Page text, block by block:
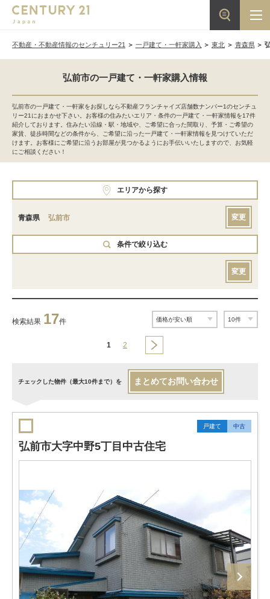
不動産・不動産情報のセンチュリー21 一戸建て・一軒家購入 東北 青森県
弘前市の一戸建て・一軒家購入情報
弘前市の一戸建て・一軒家をお探しなら不動産フランチャイズ店舗数ナンバー1のセンチュ
リー21におまかせ下さい。お客様の住みたいエリア・条件の一戸建て・一軒家情報を17件
紹介しております。住みたい沿線・駅・地域や、ご希望に合った間取り、予算・ご希望の
家賃、徒歩時間などの条件から、ご希望に沿った一戸建て・一軒家情報を見つけていただ
けます。お客様にご希望に沿うお部屋が見つかるようにお手伝いいたしますので、お気軽
にご相談ください！
エリアから探す
青森県 弘前市 変更
条件で絞り込む
変更
検索結果 17件
1 2
チェックした物件（最大10件まで）を まとめてお問い合わせ
戸建て 中古
弘前市大字中野5丁目中古住宅